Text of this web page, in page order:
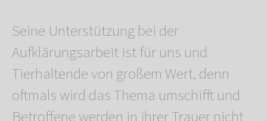
Seine Unterstützung bei der
Aufklärungsarbeit ist für uns und
Tierhaltende von großem Wert, denn
oftmals wird das Thema umschifft und